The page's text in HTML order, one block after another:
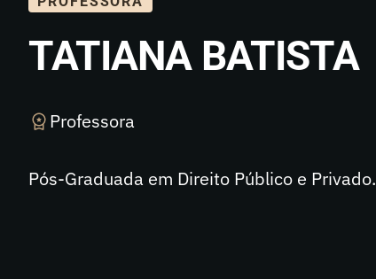
TATIANA BATISTA
Professora
Pós-Graduada em Direito Público e Privado.